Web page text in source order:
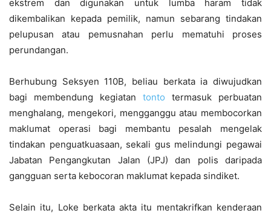
ekstrem dan digunakan untuk lumba haram tidak
dikembalikan kepada pemilik, namun sebarang tindakan
pelupusan atau pemusnahan perlu mematuhi proses
perundangan.
Berhubung Seksyen 110B, beliau berkata ia diwujudkan
bagi membendung kegiatan tonto termasuk perbuatan
menghalang, mengekori, mengganggu atau membocorkan
maklumat operasi bagi membantu pesalah mengelak
tindakan penguatkuasaan, sekali gus melindungi pegawai
Jabatan Pengangkutan Jalan (JPJ) dan polis daripada
gangguan serta kebocoran maklumat kepada sindiket.
Selain itu, Loke berkata akta itu mentakrifkan kenderaan